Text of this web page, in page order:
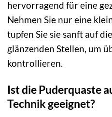
hervorragend für eine
Nehmen Sie nur eine
tupfen Sie sie sanft auf
glänzenden Stellen, um
kontrollieren.
Ist die Puderquaste
Technik geeignet?